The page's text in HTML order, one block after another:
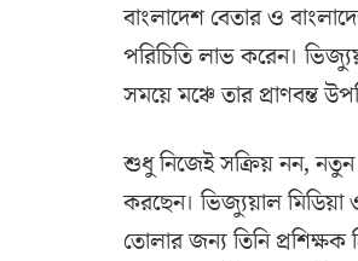
বাংলাদেশ বেতার ও
পরিচিতি লাভ করেন।
সময়ে মঞ্চে তার প্রাণবন্ত
শুধু নিজেই সক্রিয় নন, নতুন
করছেন। ভিজ্যুয়াল
তোলার জন্য তিনি